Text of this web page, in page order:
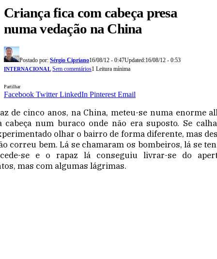
Criança fica com cabeça presa
numa vedação na China
Postado por: Sérgio Cipriano16/08/12 - 0:47Updated:16/08/12 - 0:53
INTERNACIONAL Sem comentários1 Leitura mínima
Partilhar
Facebook Twitter LinkedIn Pinterest Email
de cinco anos, na China, meteu-se numa enorme
cabeça num buraco onde não era suposto. Se
olhar o bairro de forma diferente, mas
correu bem. Lá se chamaram os bombeiros, lá se
se e o rapaz lá conseguiu livrar-se do
mas com algumas lágrimas.